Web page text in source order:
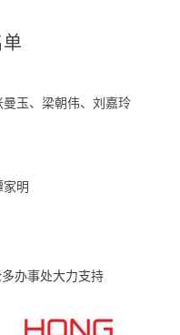
玉、梁朝伟、刘嘉玲
明
办事处大力支持